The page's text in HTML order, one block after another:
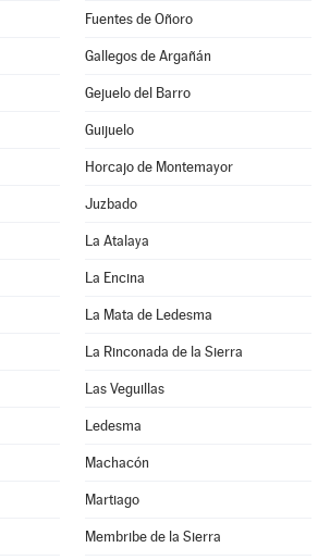
Fuentes de Oñoro
Gallegos de Argañán
Gejuelo del Barro
Guijuelo
Horcajo de Montemayor
Juzbado
La Atalaya
La Encina
La Mata de Ledesma
La Rinconada de la Sierra
Las Veguillas
Ledesma
Machacón
Martiago
Membribe de la Sierra